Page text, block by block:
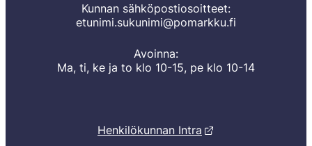
Kunnan sähköpostiosoitteet:
etunimi.sukunimi@pomarkku.fi
Avoinna:
Ma, ti, ke ja to klo 10-15, pe klo 10-14
Henkilökunnan Intra